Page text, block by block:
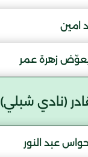
امين
يعوّض زهرة عمر
(نادي شبلي)
عبد النور